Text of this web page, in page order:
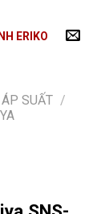
ERIKO
SUẤT /